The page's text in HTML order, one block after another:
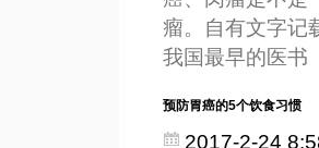
瘤。自有文字记
我国最早的医书
预防胃癌的5个饮食习惯
2017-2-24